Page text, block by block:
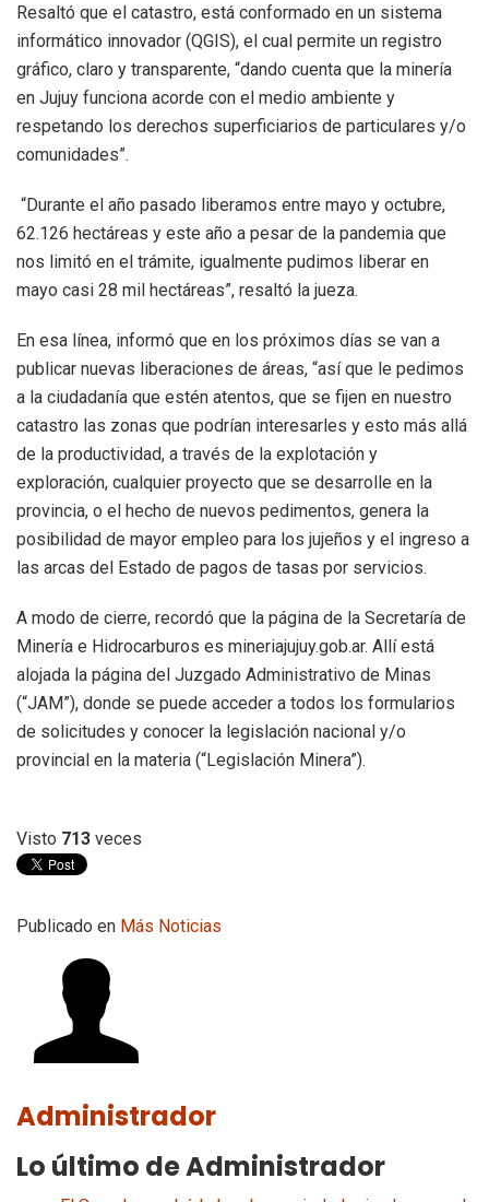
Resaltó que el catastro, está conformado en un sistema
informático innovador (QGIS), el cual permite un registro
gráfico, claro y transparente, “dando cuenta que la minería
en Jujuy funciona acorde con el medio ambiente y
respetando los derechos superficiarios de particulares y/o
comunidades”.
“Durante el año pasado liberamos entre mayo y octubre,
62.126 hectáreas y este año a pesar de la pandemia que
nos limitó en el trámite, igualmente pudimos liberar en
mayo casi 28 mil hectáreas”, resaltó la jueza.
En esa línea, informó que en los próximos días se van a
publicar nuevas liberaciones de áreas, “así que le pedimos
a la ciudadanía que estén atentos, que se fijen en nuestro
catastro las zonas que podrían interesarles y esto más allá
de la productividad, a través de la explotación y
exploración, cualquier proyecto que se desarrolle en la
provincia, o el hecho de nuevos pedimentos, genera la
posibilidad de mayor empleo para los jujeños y el ingreso a
las arcas del Estado de pagos de tasas por servicios.
A modo de cierre, recordó que la página de la Secretaría de
Minería e Hidrocarburos es mineriajujuy.gob.ar. Allí está
alojada la página del Juzgado Administrativo de Minas
(“JAM”), donde se puede acceder a todos los formularios
de solicitudes y conocer la legislación nacional y/o
provincial en la materia (“Legislación Minera”).
Visto 713 veces
Publicado en Más Noticias
Administrador
Lo último de Administrador